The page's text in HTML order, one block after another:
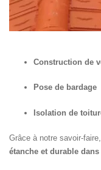
Construction de
Pose de bardage
Isolation de
Grâce à notre savoir-faire,
étanche et durable